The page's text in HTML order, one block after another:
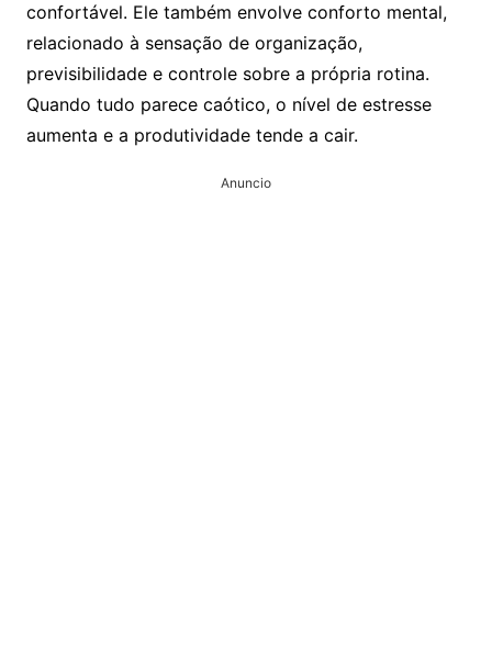
confortável. Ele também envolve conforto mental,
relacionado à sensação de organização,
previsibilidade e controle sobre a própria rotina.
Quando tudo parece caótico, o nível de estresse
aumenta e a produtividade tende a cair.
Anuncio